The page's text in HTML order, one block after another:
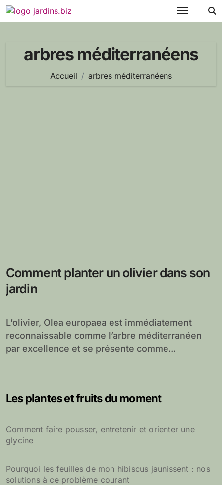
Passer
au
arbres méditerranéens
Accueil arbres méditerranéens
Comment planter un olivier dans son
jardin
L’olivier, Olea europaea est immédiatement
reconnaissable comme l’arbre méditerranéen
par excellence et se présente comme...
Les plantes et fruits du moment
Comment faire pousser, entretenir et orienter une
glycine
Pourquoi les feuilles de mon hibiscus jaunissent : nos
solutions à ce problème courant